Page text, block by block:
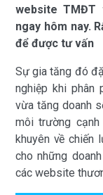
website TMĐT
ngay hôm nay.
để được tư vấn
Sự gia tăng đó
nghiệp khi phân
vừa tăng doanh
môi trường
khuyên về chiến
cho những
các website